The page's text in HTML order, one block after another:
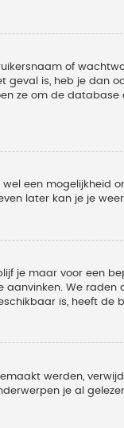
of
is, heb je dan
ze om de
een
later kan je je
je maar voor een
We
is, heeft de
werden,
je al